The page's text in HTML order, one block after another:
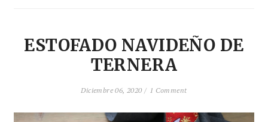
ESTOFADO NAVIDEÑO DE
TERNERA
Diciembre 06, 2020 / 1 Comment